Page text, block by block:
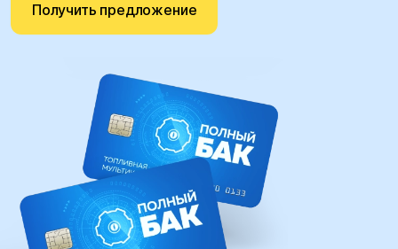
Получить предложение